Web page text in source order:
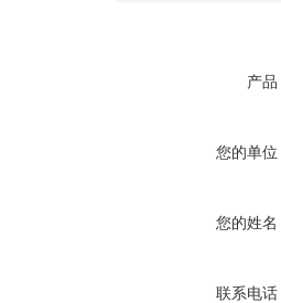
产品
您的单位
您的姓名
联系电话